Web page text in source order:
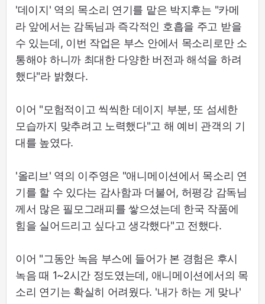
'데이지' 역의 목소리 연기를 맡은 박지후는 "카메
라 앞에서는 감독님과 즉각적인 호흡을 주고 받을
수 있는데, 이번 작업은 부스 안에서 목소리로만 소
통해야 하니까 최대한 다양한 버전과 해석을 하려
했다"라 밝혔다.
이어 "모험적이고 씩씩한 데이지 부분, 또 섬세한
모습까지 맞추려고 노력했다"고 해 예비 관객의 기
대를 높였다.
'올리브' 역의 이주영은 "애니메이션에서 목소리 연
기를 할 수 있다는 감사함과 더불어, 허평강 감독님
께서 많은 필모그래피를 쌓으셨는데 한국 작품에
힘을 실어드리고 싶다고 생각했다"고 전했다.
이어 "그동안 녹음 부스에 들어가 본 경험은 후시
녹음 때 1~2시간 정도였는데, 애니메이션에서의 목
소리 연기는 확실히 어려웠다. '내가 하는 게 맞나'